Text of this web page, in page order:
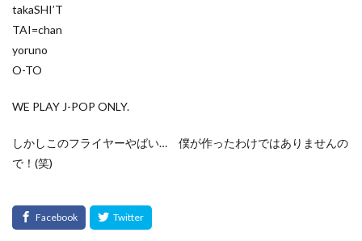
takaSHI’T
TAI=chan
yoruno
O-TO
WE PLAY J-POP ONLY.
しかしこのフライヤーやばい… 僕が作ったわけではありませんの
で！(笑)